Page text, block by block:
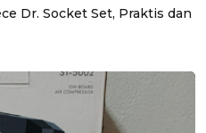
Dr. Socket Set, Praktis dan